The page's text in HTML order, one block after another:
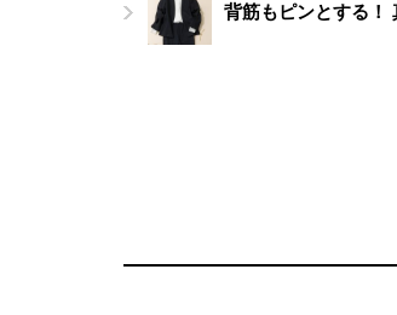
背筋もピンとする！